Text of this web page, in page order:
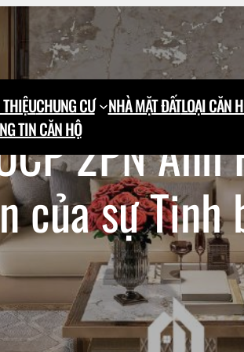
CHUNG CƯ NHÀ MẶT ĐẤTLOẠI CĂN
TIN CĂN HỘ2PN
của sự